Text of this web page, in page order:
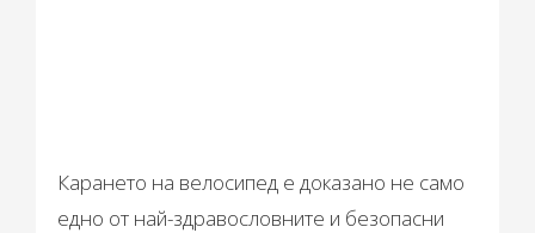
Карането на велосипед е доказано не само
едно от най-здравословните и безопасни